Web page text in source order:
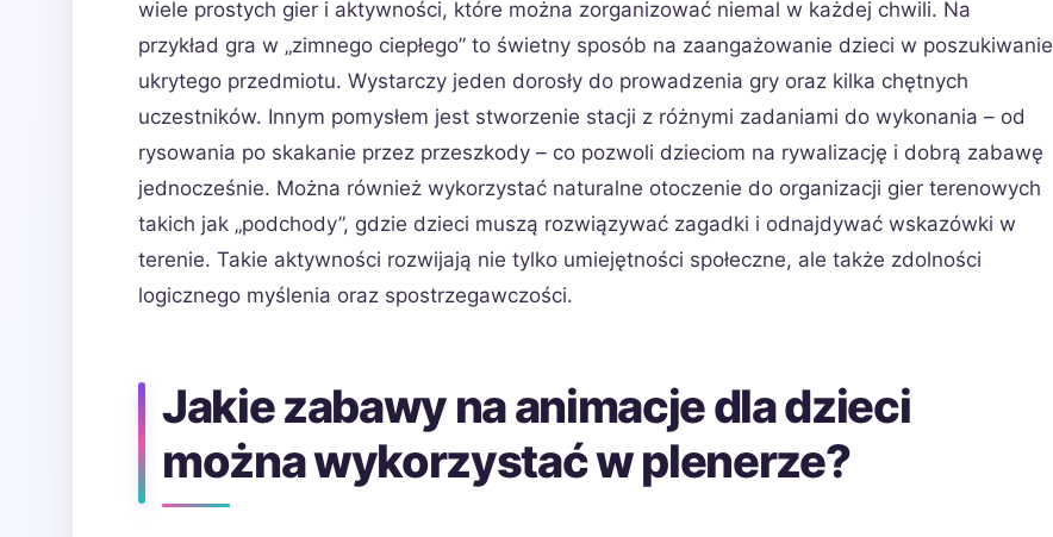
wiele prostych gier i aktywności, które można zorganizować niemal w każdej chwili. Na
przykład gra w „zimnego ciepłego” to świetny sposób na zaangażowanie dzieci w poszukiwanie
ukrytego przedmiotu. Wystarczy jeden dorosły do prowadzenia gry oraz kilka chętnych
uczestników. Innym pomysłem jest stworzenie stacji z różnymi zadaniami do wykonania – od
rysowania po skakanie przez przeszkody – co pozwoli dzieciom na rywalizację i dobrą zabawę
jednocześnie. Można również wykorzystać naturalne otoczenie do organizacji gier terenowych
takich jak „podchody”, gdzie dzieci muszą rozwiązywać zagadki i odnajdywać wskazówki w
terenie. Takie aktywności rozwijają nie tylko umiejętności społeczne, ale także zdolności
logicznego myślenia oraz spostrzegawczości.
Jakie zabawy na animacje dla dzieci
można wykorzystać w plenerze?